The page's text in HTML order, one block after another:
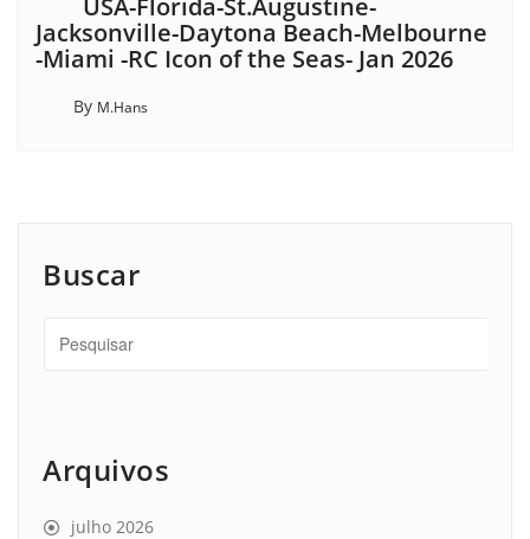
USA-Florida-St.Augustine-
Jacksonville-Daytona Beach-Melbourne
-Miami -RC Icon of the Seas- Jan 2026
By M.Hans
Buscar
Arquivos
julho 2026